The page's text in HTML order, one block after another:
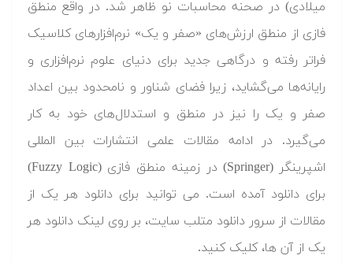
میلادی) در صحنه محاسبات نو ظاهر شد. در واقع منطق
فازی از منطق ارزش‌های «صفر و یک» نرم‌افزارهای کلاسیک
فراتر رفته و درگاهی جدید برای دنیای علوم نرم‌افزاری و
رایانه‌ها می‌گشاید، زیرا فضای شناور و نامحدود بین اعداد
صفر و یک را نیز در منطق و استدلال‌های خود به کار
می‌گیرد. در ادامه مقالات علمی انتشارات بین المللی
اشپرینگر (Springer) در زمینه منطق فازی (Fuzzy Logic)
برای دانلود آمده است. می توانید برای دانلود هر یک از
مقالات از سرور دانلود متلب سایت، بر روی لینک دانلود هر
یک از آن ها، کلیک کنید.